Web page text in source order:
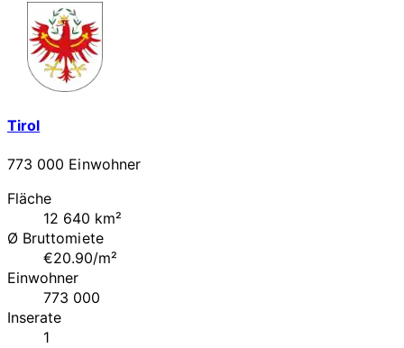
Tirol
773 000 Einwohner
Fläche
12 640 km²
Ø Bruttomiete
€20.90/m²
Einwohner
773 000
Inserate
1